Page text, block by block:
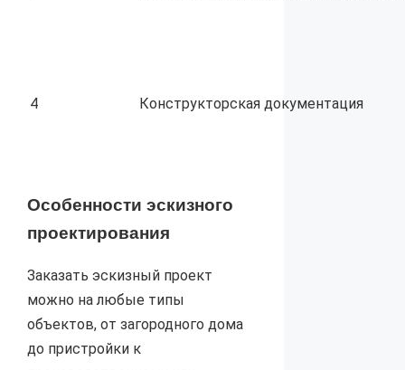
4 Конструкторская документация
Особенности эскизного
проектирования
Заказать эскизный проект
можно на любые типы
объектов, от загородного дома
до пристройки к